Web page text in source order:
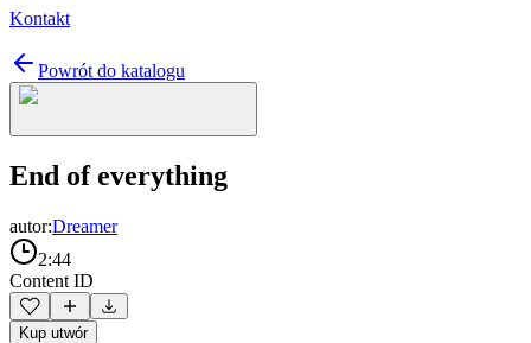
Kontakt
Powrót do katalogu
End of everything
autor:Dreamer
2:44
Content ID
Kup utwór